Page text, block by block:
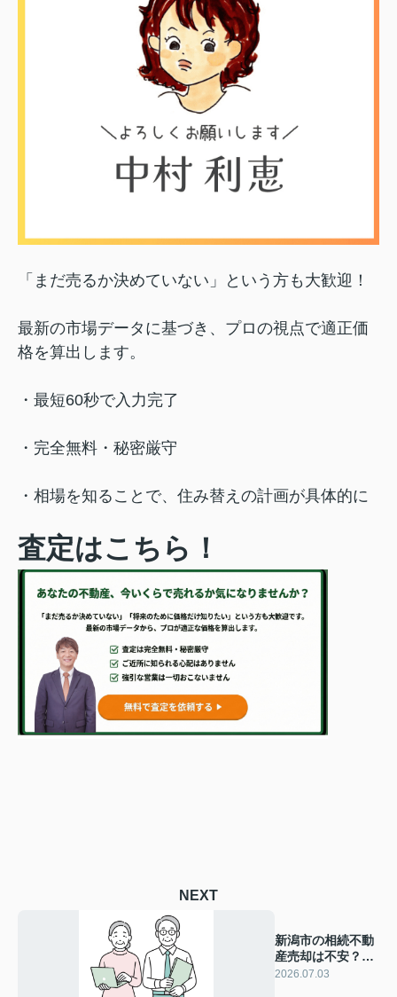
「まだ売るか決めていない」という方も大歓迎！
最新の市場データに基づき、プロの視点で適正価
格を算出します。
・最短60秒で入力完了
・完全無料・秘密厳守
・相場を知ることで、住み替えの計画が具体的に
査定はこちら！
NEXT
新潟市の相続不動
産売却は不安？失
敗しないポイント
2026.07.03